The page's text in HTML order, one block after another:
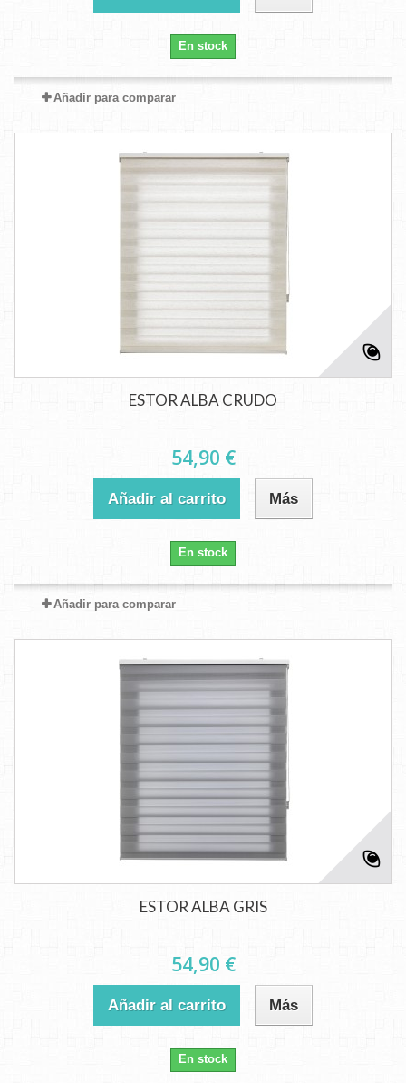
En stock
Añadir para comparar
ESTOR ALBA CRUDO
54,90 €
Añadir al carrito Más
En stock
Añadir para comparar
ESTOR ALBA GRIS
54,90 €
Añadir al carrito Más
En stock